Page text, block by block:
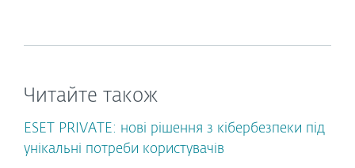
Читайте також
ESET PRIVATE: нові рішення з кібербезпеки під
унікальні потреби користувачів